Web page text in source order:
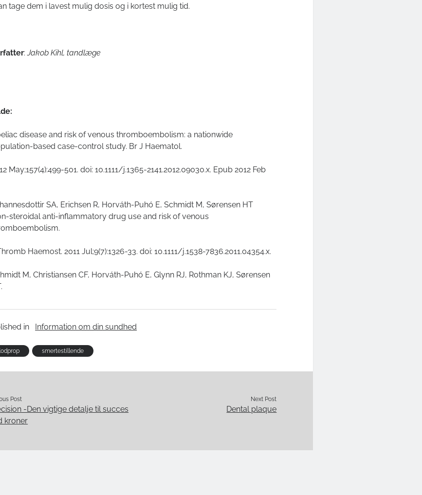
tage dem i lavest mulig dosis og i kortest mulig tid.
:Jakob Kihl, tandlæge
disease and risk of venous thromboembolism: a nationwide
based case-control study. Br J Haematol.
May;157(4):499-501. doi: 10.1111/j.1365-2141.2012.09030.x. Epub 2012 Feb
SA, Erichsen R, Horváth-Puhó E, Schmidt M, Sørensen HT
steroidal anti-inflammatory drug use and risk of venous
Haemost. 2011 Jul;9(7):1326-33. doi: 10.1111/j.1538-7836.2011.04354.x.
M, Christiansen CF, Horváth-Puhó E, Glynn RJ, Rothman KJ, Sørensen
in Information om din sundhed
smertestillende
Post
-Den vigtige detalje til succes
kroner
Next Post
Dental plaque